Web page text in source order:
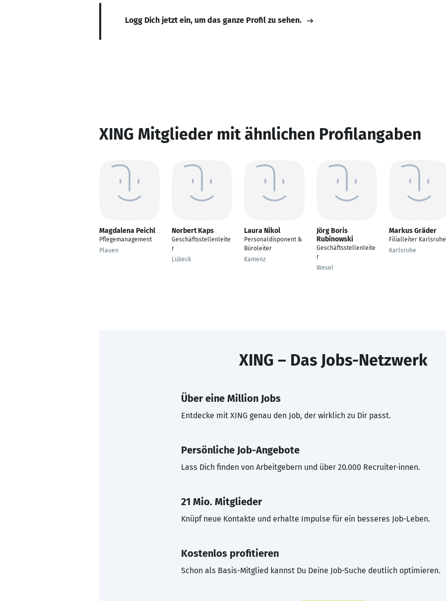
Logg Dich jetzt ein, um das ganze Profil zu sehen.
XING Mitglieder mit ähnlichen Profilangaben
Magdalena Peichl
Pflegemanagement
Plauen
Norbert Kaps
Geschäftsstellenleite
r
Lübeck
Laura Nikol
Personaldisponent &
Büroleiter
Kamenz
Jörg Boris
Rubinowski
Geschäftsstellenleite
r
Wesel
Markus Gräder
Filialleiter Karlsruhe
Karlsruhe
XING – Das Jobs-Netzwerk
Über eine Million Jobs
Entdecke mit XING genau den Job, der wirklich zu Dir passt.
Persönliche Job-Angebote
Lass Dich finden von Arbeitgebern und über 20.000 Recruiter·innen.
21 Mio. Mitglieder
Knüpf neue Kontakte und erhalte Impulse für ein besseres Job-Leben.
Kostenlos profitieren
Schon als Basis-Mitglied kannst Du Deine Job-Suche deutlich optimieren.